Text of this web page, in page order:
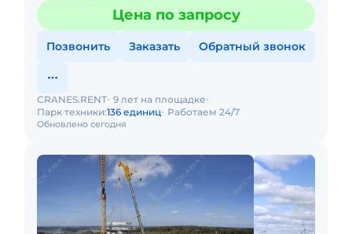
Цена по запросу
Позвонить Заказать Обратный звонок
Обновлено сегодня
CRANES.RENT 9 лет на площадке
Парк техники:136 единиц Работаем 24/7